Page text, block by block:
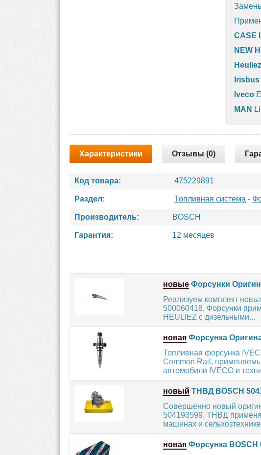
CASE
NEW
Heuliez
Irisbus
Iveco
MAN
Характеристики Отзывы (0)
Код товара: 475229891
Раздел: Топливная система -
Производитель: BOSCH
Гарантия: 12 месяцев
новые Форсунки
Реализуем комплект
500060418. Форсунки
HEULIEZ с дизельными...
новая Форсунка
Топливная форсунка
Common Rail,
автомобили IVECO и
новый ТНВД BOSCH
Совершенно новый
504193599. ТНВД
машинах и
новая Форсунка BOSCH